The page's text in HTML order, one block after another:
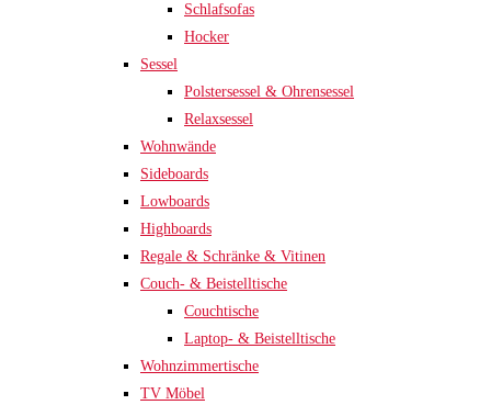
Schlafsofas
Hocker
Sessel
Polstersessel & Ohrensessel
Relaxsessel
Wohnwände
Sideboards
Lowboards
Highboards
Regale & Schränke & Vitinen
Couch- & Beistelltische
Couchtische
Laptop- & Beistelltische
Wohnzimmertische
TV Möbel